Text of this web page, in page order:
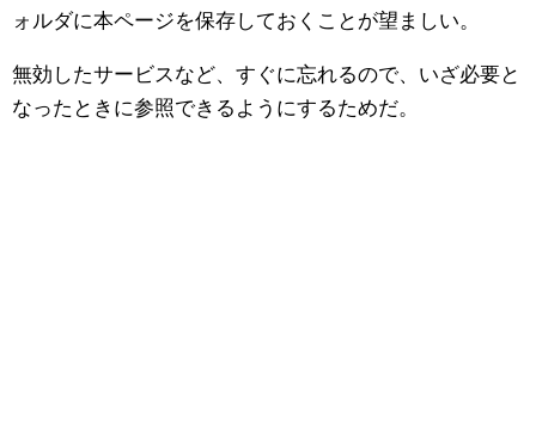
ォルダに本ページを保存しておくことが望ましい。
無効したサービスなど、すぐに忘れるので、いざ必要と
なったときに参照できるようにするためだ。